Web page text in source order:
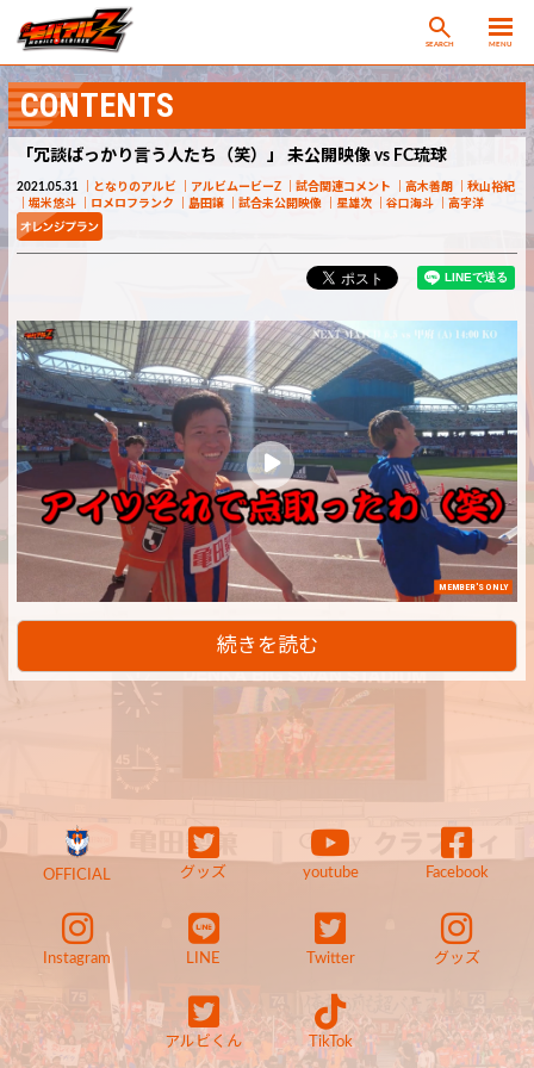
SEARCH MENU
CONTENTS
「冗談ばっかり言う人たち（笑）」 未公開映像 vs FC琉球
2021.05.31 となりのアルビ アルビムービーZ 試合関連コメント 高木善朗
秋山裕紀
堀米悠斗
ロメロフランク 島田譲 試合未公開映像 星雄次 谷口海斗 高宇洋
MEMBER'S ONLY
続きを読む
OFFICIAL グッズ youtube Facebook
Instagram LINE Twitter グッズ
アルビくん TikTok